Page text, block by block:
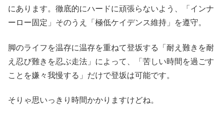
にあります。徹底的にハードに頑張らないよう、「インナ
ーロー固定」そのうえ「極低ケイデンス維持」を遵守。
脚のライフを温存に温存を重ねて登坂する「耐え難きを耐
え忍び難きを忍ぶ走法」によって、「苦しい時間を過ごす
ことを嫌々我慢する」だけで登坂は可能です。
そりゃ思いっきり時間かかりますけどね。